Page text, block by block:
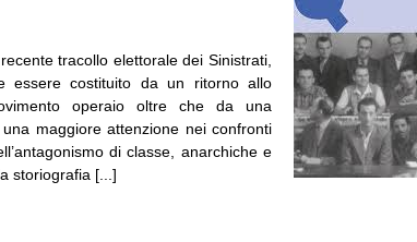
tracollo elettorale dei Sinistrati,
essere costituito da un ritorno allo
operaio oltre che da una
maggiore attenzione nei confronti
di classe, anarchiche e
storiografia [...]